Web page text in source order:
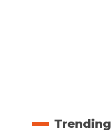
Trending